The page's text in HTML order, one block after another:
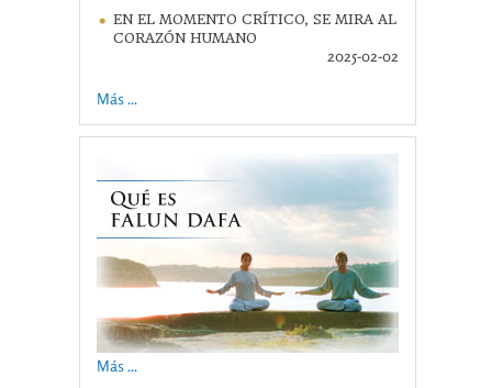
EN EL MOMENTO CRÍTICO, SE MIRA AL
CORAZÓN HUMANO
2025-02-02
Más ...
Más ...